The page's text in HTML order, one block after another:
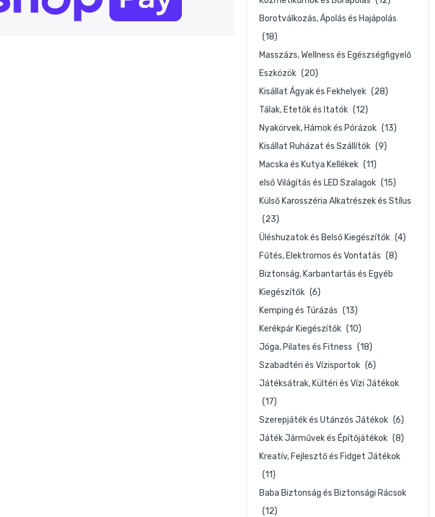
Borotválkozás, Ápolás és Hajápolás
(18)
Masszázs, Wellness és Egészségfigyelő
Eszközök (20)
Kisállat Ágyak és Fekhelyek (28)
Tálak, Etetők és Itatók (12)
Nyakörvek, Hámok és Pórázok (13)
Kisállat Ruházat és Szállítók (9)
Macska és Kutya Kellékek (11)
első Világítás és LED Szalagok (15)
Külső Karosszéria Alkatrészek és Stílus
(23)
Üléshuzatok és Belső Kiegészítők (4)
Fűtés, Elektromos és Vontatás (8)
Biztonság, Karbantartás és Egyéb
Kiegészítők (6)
Kemping és Túrázás (13)
Kerékpár Kiegészítők (10)
Jóga, Pilates és Fitness (18)
Szabadtéri és Vízisportok (6)
Játéksátrak, Kültéri és Vízi Játékok
(17)
Szerepjáték és Utánzós Játékok (6)
Játék Járművek és Építőjátékok (8)
Kreatív, Fejlesztő és Fidget Játékok
(11)
Baba Biztonság és Biztonsági Rácsok
(12)